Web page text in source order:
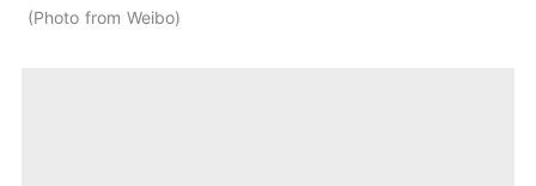
Photo from Weibo